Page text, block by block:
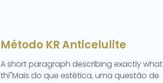
Método KR Anticelulite
A short paragraph describing exactly what
thi"Mais do que estética, uma questão de